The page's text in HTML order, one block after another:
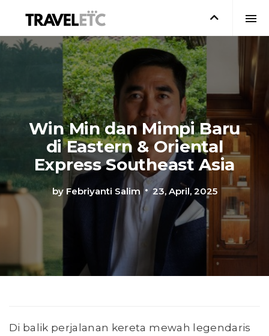
Win Min dan Mimpi Baru
di Eastern & Oriental
Express Southeast Asia
by Febriyanti Salim 23, April, 2025
Di balik perjalanan kereta mewah legendaris